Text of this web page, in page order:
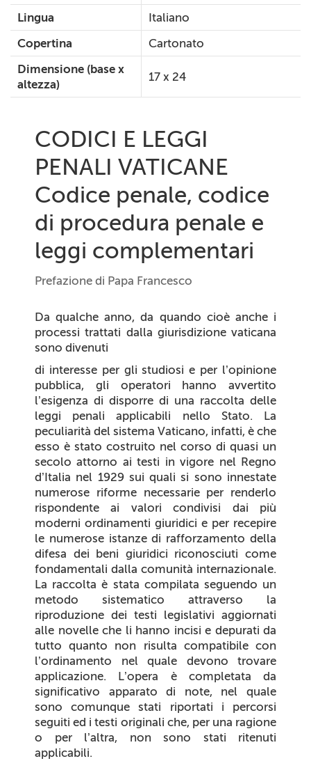
Lingua
Italiano
Copertina
Cartonato
Dimensione (base x
altezza)
17 x 24
CODICI E LEGGI
PENALI VATICANE
Codice penale, codice
di procedura penale e
leggi complementari
Prefazione di Papa Francesco
Da qualche anno, da quando cioè anche i
processi trattati dalla giurisdizione vaticana
sono divenuti
di interesse per gli studiosi e per l’opinione
pubblica, gli operatori hanno avvertito
l’esigenza di disporre di una raccolta delle
leggi penali applicabili nello Stato. La
peculiarità del sistema Vaticano, infatti, è che
esso è stato costruito nel corso di quasi un
secolo attorno ai testi in vigore nel Regno
d’Italia nel 1929 sui quali si sono innestate
numerose riforme necessarie per renderlo
rispondente ai valori condivisi dai più
moderni ordinamenti giuridici e per recepire
le numerose istanze di rafforzamento della
difesa dei beni giuridici riconosciuti come
fondamentali dalla comunità internazionale.
La raccolta è stata compilata seguendo un
metodo sistematico attraverso la
riproduzione dei testi legislativi aggiornati
alle novelle che li hanno incisi e depurati da
tutto quanto non risulta compatibile con
l’ordinamento nel quale devono trovare
applicazione. L’opera è completata da
significativo apparato di note, nel quale
sono comunque stati riportati i percorsi
seguiti ed i testi originali che, per una ragione
o per l’altra, non sono stati ritenuti
applicabili.